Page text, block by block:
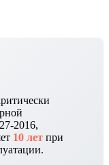
2016,
10 лет при